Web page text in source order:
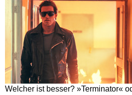
Welcher ist besser? »Terminator«